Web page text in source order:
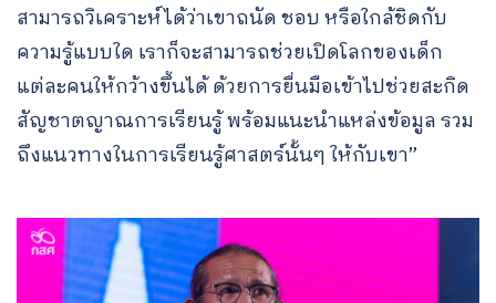
สามารถวิเคราะห์ได้ว่าเขาถนัด ชอบ หรือใกล้ชิดกับ
ความรู้แบบใด เราก็จะสามารถช่วยเปิดโลกของเด็ก
แต่ละคนให้กว้างขึ้นได้ ด้วยการยื่นมือเข้าไปช่วยสะกิด
สัญชาตญาณการเรียนรู้ พร้อมแนะนำแหล่งข้อมูล รวม
ถึงแนวทางในการเรียนรู้ศาสตร์นั้นๆ ให้กับเขา”